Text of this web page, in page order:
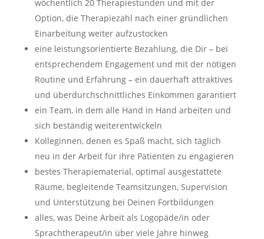
wöchentlich 20 Therapiestunden und mit der
Option, die Therapiezahl nach einer gründlichen
Einarbeitung weiter aufzustocken
eine leistungsorientierte Bezahlung, die Dir – bei
entsprechendem Engagement und mit der nötigen
Routine und Erfahrung – ein dauerhaft attraktives
und überdurchschnittliches Einkommen garantiert
ein Team, in dem alle Hand in Hand arbeiten und
sich beständig weiterentwickeln
Kolleginnen, denen es Spaß macht, sich täglich
neu in der Arbeit für ihre Patienten zu engagieren
bestes Therapiematerial, optimal ausgestattete
Räume, begleitende Teamsitzungen, Supervision
und Unterstützung bei Deinen Fortbildungen
alles, was Deine Arbeit als Logopäde/in oder
Sprachtherapeut/in über viele Jahre hinweg